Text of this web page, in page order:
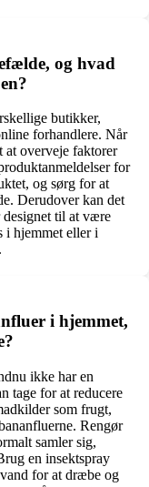
og hvad
butikker,
forhandlere. Når
at overveje faktorer
for
og sørg for at
Derudover kan det
til at være
i hjemmet eller i
i hjemmet,
ikke har en
tage for at reducere
som frugt,
Rengør
samler sig,
en insektspray
for at dræbe og